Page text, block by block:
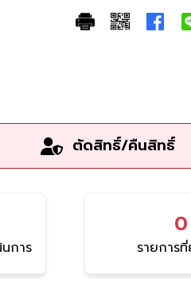
ตัดสิทธิ์/คืนสิทธิ์
การ
0
รายการ